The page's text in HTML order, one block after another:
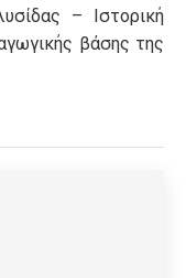
– Ιστορική
βάσης της